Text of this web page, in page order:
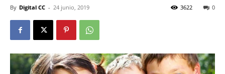
By Digital CC - 24 junio, 2019 0
3622